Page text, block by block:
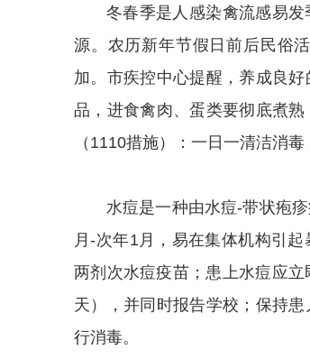
冬春季是人感染禽流感易
源。农历新年节假日前后民俗
加。市疾控中心提醒，养成良
品，进食禽肉、蛋类要彻底煮
（1110措施）：一日一清洁消
水痘是一种由水痘-带状疱
月-次年1月，易在集体机构引
两剂次水痘疫苗；患上水痘应
天），并同时报告学校；保持
行消毒。